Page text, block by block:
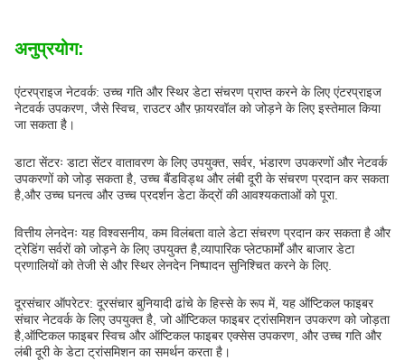
अनुप्रयोग:
एंटरप्राइज नेटवर्क: उच्च गति और स्थिर डेटा संचरण प्राप्त करने के लिए एंटरप्राइज
नेटवर्क उपकरण, जैसे स्विच, राउटर और फ़ायरवॉल को जोड़ने के लिए इस्तेमाल किया
जा सकता है।
डाटा सेंटरः डाटा सेंटर वातावरण के लिए उपयुक्त, सर्वर, भंडारण उपकरणों और नेटवर्क
उपकरणों को जोड़ सकता है, उच्च बैंडविड्थ और लंबी दूरी के संचरण प्रदान कर सकता
है,और उच्च घनत्व और उच्च प्रदर्शन डेटा केंद्रों की आवश्यकताओं को पूरा.
वित्तीय लेनदेनः यह विश्वसनीय, कम विलंबता वाले डेटा संचरण प्रदान कर सकता है और
ट्रेडिंग सर्वरों को जोड़ने के लिए उपयुक्त है,व्यापारिक प्लेटफार्मों और बाजार डेटा
प्रणालियों को तेजी से और स्थिर लेनदेन निष्पादन सुनिश्चित करने के लिए.
दूरसंचार ऑपरेटर: दूरसंचार बुनियादी ढांचे के हिस्से के रूप में, यह ऑप्टिकल फाइबर
संचार नेटवर्क के लिए उपयुक्त है, जो ऑप्टिकल फाइबर ट्रांसमिशन उपकरण को जोड़ता
है,ऑप्टिकल फाइबर स्विच और ऑप्टिकल फाइबर एक्सेस उपकरण, और उच्च गति और
लंबी दूरी के डेटा ट्रांसमिशन का समर्थन करता है।